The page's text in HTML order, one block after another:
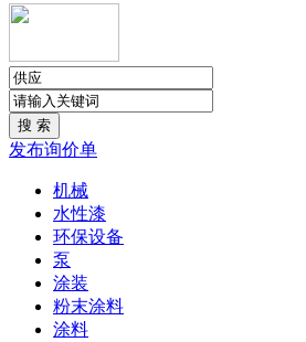
发布询价单
机械
水性漆
环保设备
泵
涂装
粉末涂料
涂料